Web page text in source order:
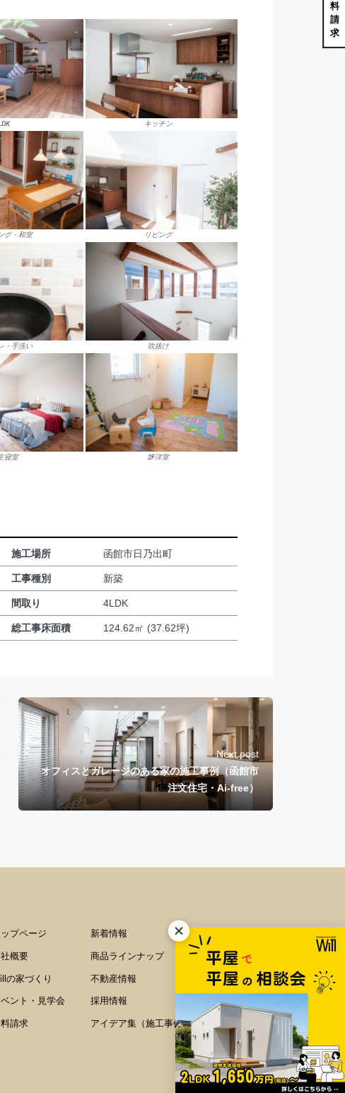
キッチン
グ・和室 リビング
・手洗い 吹抜け
寝室 2F洋室
施工場所 函館市日乃出町
工事種別 新築
間取り 4LDK
総工事床面積 124.62㎡ (37.62坪)
Next post
オフィスとガレージのある家の施工事例（函館市
注文住宅・Ai-free）
ップページ
概要
の家づくり
ント・見学会
請求
新着情報
商品ラインナップ
不動産情報
採用情報
アイデア集（施工事例）
お施主様の声
コラム
家づくりのご相談
料
請
求